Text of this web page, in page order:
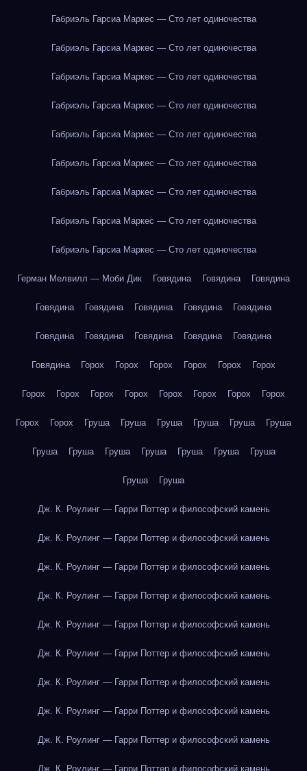
Габриэль Гарсиа Маркес — Сто лет одиночества
Габриэль Гарсиа Маркес — Сто лет одиночества
Габриэль Гарсиа Маркес — Сто лет одиночества
Габриэль Гарсиа Маркес — Сто лет одиночества
Габриэль Гарсиа Маркес — Сто лет одиночества
Габриэль Гарсиа Маркес — Сто лет одиночества
Габриэль Гарсиа Маркес — Сто лет одиночества
Габриэль Гарсиа Маркес — Сто лет одиночества
Габриэль Гарсиа Маркес — Сто лет одиночества
Герман Мелвилл — Моби Дик Говядина Говядина Говядина
Говядина Говядина Говядина Говядина Говядина
Говядина Говядина Говядина Говядина Говядина
Говядина Горох Горох Горох Горох Горох Горох
Горох Горох Горох Горох Горох Горох Горох Горох
Горох Горох Груша Груша Груша Груша Груша Груша
Груша Груша Груша Груша Груша Груша Груша
Груша Груша
Дж. К. Роулинг — Гарри Поттер и философский камень
Дж. К. Роулинг — Гарри Поттер и философский камень
Дж. К. Роулинг — Гарри Поттер и философский камень
Дж. К. Роулинг — Гарри Поттер и философский камень
Дж. К. Роулинг — Гарри Поттер и философский камень
Дж. К. Роулинг — Гарри Поттер и философский камень
Дж. К. Роулинг — Гарри Поттер и философский камень
Дж. К. Роулинг — Гарри Поттер и философский камень
Дж. К. Роулинг — Гарри Поттер и философский камень
Дж. К. Роулинг — Гарри Поттер и философский камень